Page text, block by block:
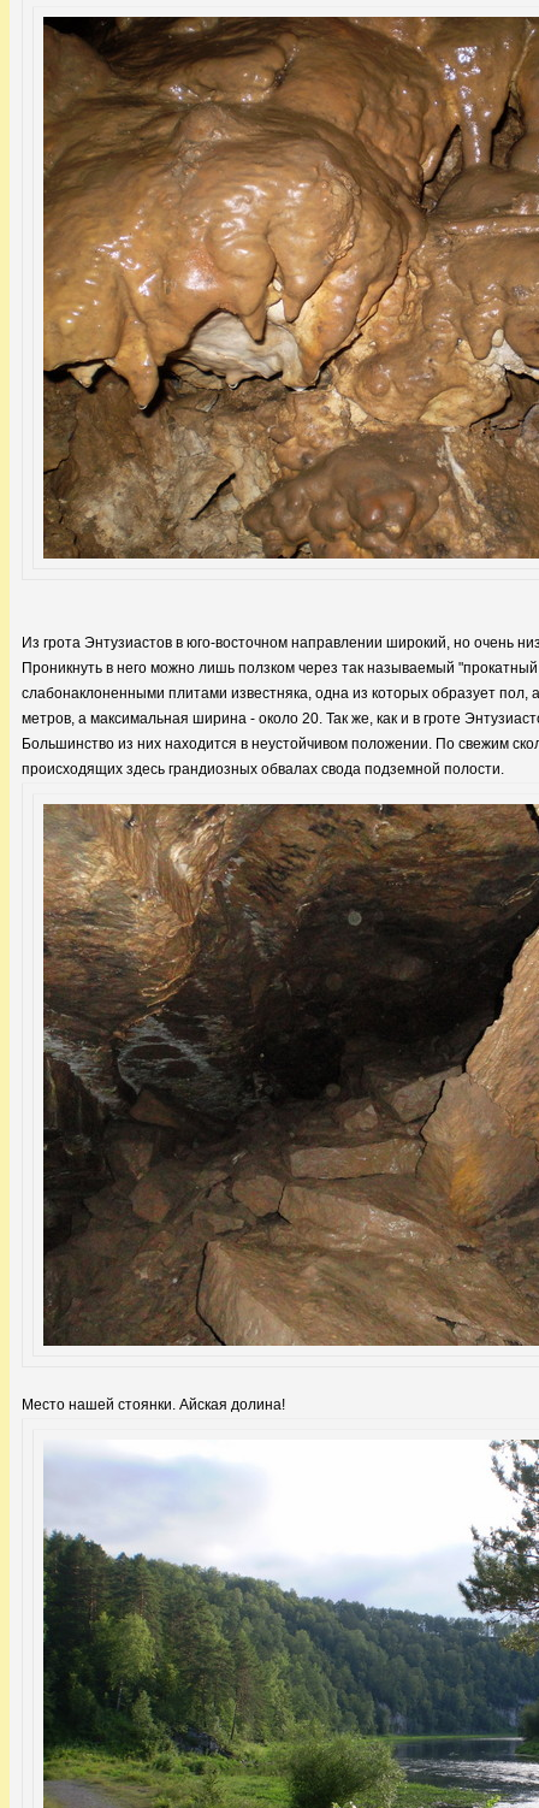
Из грота Энтузиастов в юго-восточном направлении широкий, но очень
Проникнуть в него можно лишь ползком через так называемый
слабонаклоненными плитами известняка, одна из которых образует пол,
метров, а максимальная ширина - около 20. Так же, как и в гроте
Большинство из них находится в неустойчивом положении. По свежим
происходящих здесь грандиозных обвалах свода подземной полости.
Место нашей стоянки. Айская долина!